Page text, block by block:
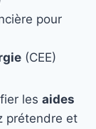
pour
(CEE)
les aides
prétendre et